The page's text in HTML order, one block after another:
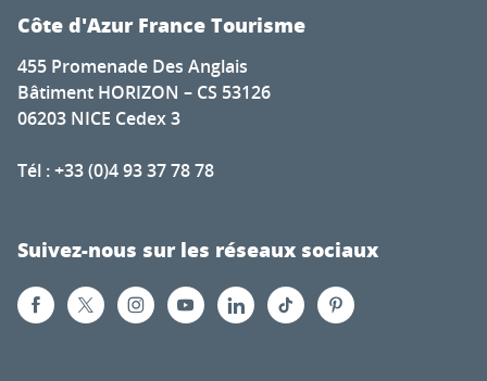
Côte d'Azur France Tourisme
455 Promenade Des Anglais
Bâtiment HORIZON – CS 53126
06203 NICE Cedex 3
Tél : +33 (0)4 93 37 78 78
Suivez-nous sur les réseaux sociaux